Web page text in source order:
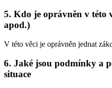
5. Kdo je oprávněn v této
apod.)
V této věci je oprávněn jednat
6. Jaké jsou podmínky a
situace